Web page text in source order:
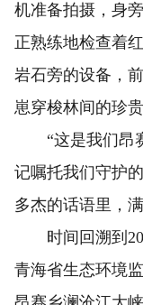
机准备拍摄，身
正熟练地检查着
岩石旁的设备，
崽穿梭林间的珍贵
“这是我们昂赛
记嘱托我们守护
多杰的话语里，
时间回溯到
青海省生态环境